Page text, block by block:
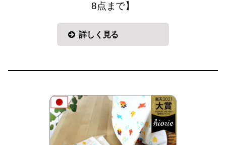
8点まで】
詳しく見る